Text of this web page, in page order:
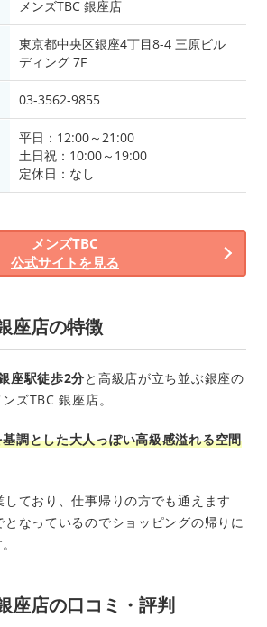
メンズTBC 銀座店
東京都中央区銀座4丁目8-4 三原ビル
ディング 7F
03-3562-9855
平日：12:00～21:00
土日祝：10:00～19:00
定休日：なし
メンズTBC
公式サイトを見る
座店の特徴
座駅徒歩2分と高級店が立ち並ぶ銀座の
ズTBC 銀座店。
調とした大人っぽい高級感溢れる空間
ており、仕事帰りの方でも通えます
なっているのでショッピングの帰りに
座店の口コミ・評判